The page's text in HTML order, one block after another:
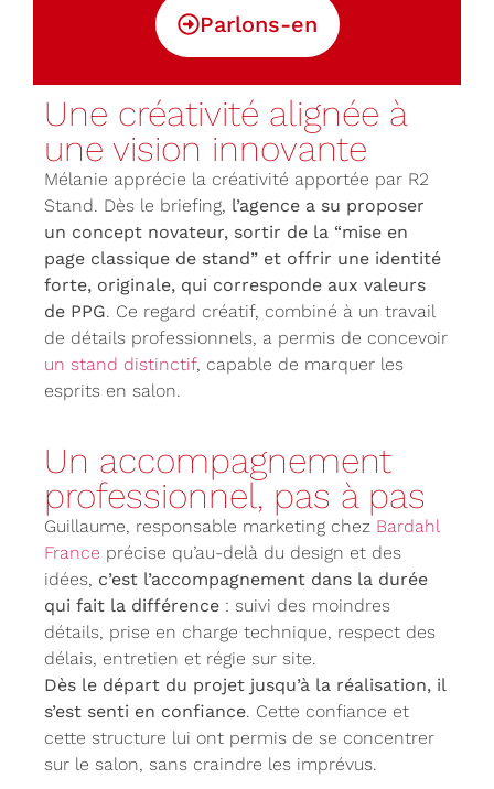
Parlons-en
Une créativité alignée à
une vision innovante
Mélanie apprécie la créativité apportée par R2
Stand. Dès le briefing, l’agence a su proposer
un concept novateur, sortir de la “mise en
page classique de stand” et offrir une identité
forte, originale, qui corresponde aux valeurs
de PPG. Ce regard créatif, combiné à un travail
de détails professionnels, a permis de concevoir
un stand distinctif, capable de marquer les
esprits en salon.
Un accompagnement
professionnel, pas à pas
Guillaume, responsable marketing chez Bardahl
France précise qu’au-delà du design et des
idées, c’est l’accompagnement dans la durée
qui fait la différence : suivi des moindres
détails, prise en charge technique, respect des
délais, entretien et régie sur site.
Dès le départ du projet jusqu’à la réalisation, il
s’est senti en confiance. Cette confiance et
cette structure lui ont permis de se concentrer
sur le salon, sans craindre les imprévus.